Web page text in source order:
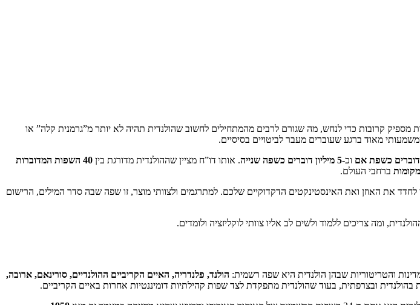
מספיק קרובות כדי לנחש, מה שגורם לרבים מהמתחילים לחשוב שהולנדית תהיה לא יותר מ”גרמנית קלה” או
מאוד ברגע שעוברים מעבר לביטויים בסיסיים.
וכ-5 מיליון דוברים כשפה שנייה . אותו דו”ח מציין שההולנדית מדורגת בין
40 השפות המדוברות
ברחבי העולם.
את האוזן ואת האינסטינקטים הדקדוקיים שלכם. למתרגמים ולצוותי מוצר, זו שפה שבה סדר המילים, הרישום
ומה צריכים ללמוד ולשים לב אליו צוותי לוקליזציה ולומדים.
הולנד, פלנדריה, האיים הקריביים ההולנדיים, סורינאם, ארובה,